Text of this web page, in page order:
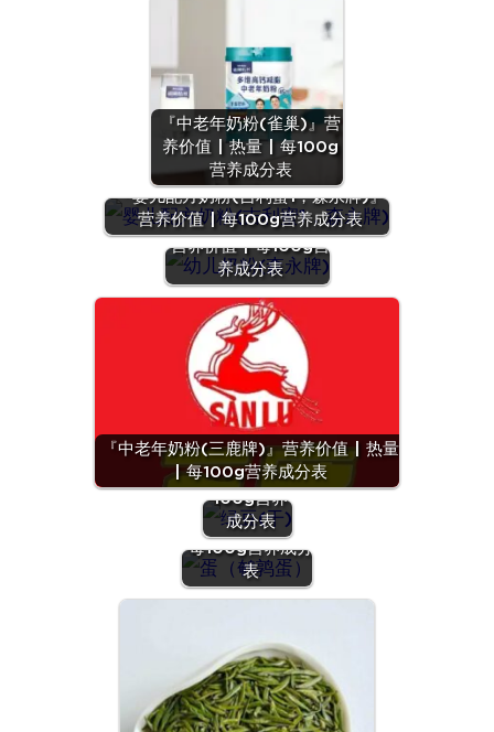
『中老年奶粉(雀巢)』营
养价值 | 热量 | 每100g
营养成分表
『婴儿配方奶粉(吉利蜜1，森永牌)』
营养价值 | 每100g营养成分表
『幼儿奶粉(森永牌)』
营养价值 | 每100g营
养成分表
『中老年奶粉(三鹿牌)』营养价值 | 热量
| 每100g营养成分表
『绿豆
(干)』营养
价值 | 每
100g营养
成分表
『蛋（鹌鹑
蛋）』营养价值 |
每100g营养成分
表